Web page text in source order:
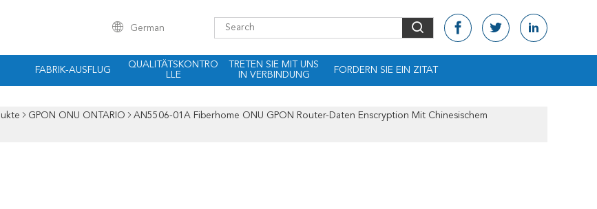
German
FABRIK-AUSFLUG
QUALITÄTSKONTRO
LLE
TRETEN SIE MIT UNS
IN VERBINDUNG
FORDERN SIE EIN ZITAT
GPON ONU ONTARIO
AN5506-01A Fiberhome ONU GPON Router-Daten Enscryption Mit Chinesischem